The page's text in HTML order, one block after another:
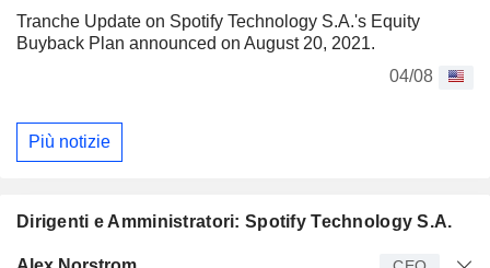
Tranche Update on Spotify Technology S.A.'s Equity
Buyback Plan announced on August 20, 2021.
04/08
Più notizie
Dirigenti e Amministratori: Spotify Technology S.A.
Manager Titolo